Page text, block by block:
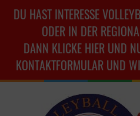
DU HAST INTERESSE
ODER IN DER
DANN KLICKE HIER UND
KONTAKTFORMULAR UND